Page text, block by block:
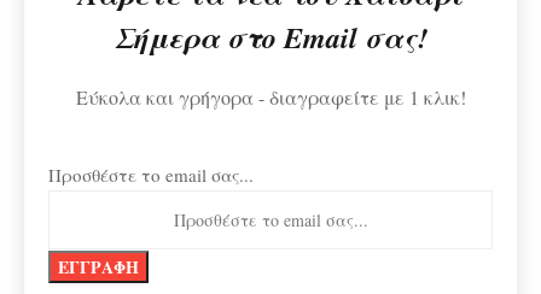
Σήμερα στο Email σας!
Εύκολα και γρήγορα - διαγραφείτε με 1 κλικ!
Προσθέστε το email σας...